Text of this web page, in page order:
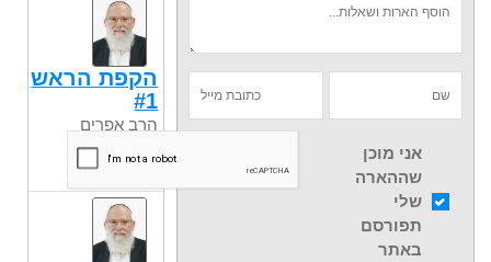
אני מוכן
שההארה
שלי
תפורסם
באתר
הקפת הראש
#1
הרב אפרים
רובינשטיין